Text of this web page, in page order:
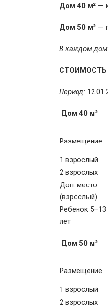
Дом 40 м² —
Дом 50 м² —
В каждом
СТОИМОСТЬ
Период:
Дом 40 м²
Размещение
1 взрослый
2 взрослых
Доп. место
(взрослый)
Ребенок 5–13
лет
Дом 50 м²
Размещение
1 взрослый
2 взрослых